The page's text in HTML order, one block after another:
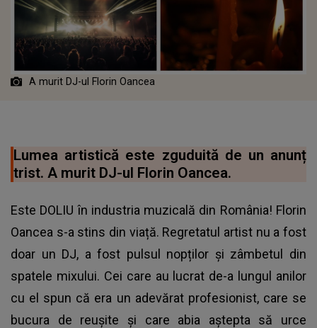
A murit DJ-ul Florin Oancea
Lumea artistică este zguduită de un anunț
trist. A murit DJ-ul Florin Oancea.
Este DOLIU în industria muzicală din România! Florin
Oancea s-a stins din viață. Regretatul artist nu a fost
doar un DJ, a fost pulsul nopților și zâmbetul din
spatele mixului. Cei care au lucrat de-a lungul anilor
cu el spun că era un adevărat profesionist, care se
bucura de reușite și care abia aștepta să urce